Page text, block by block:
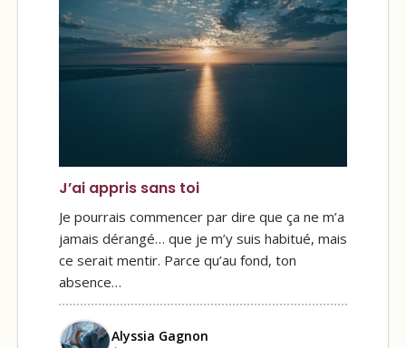
J’ai appris sans toi
Je pourrais commencer par dire que ça ne m’a
jamais dérangé… que je m’y suis habitué, mais
ce serait mentir. Parce qu’au fond, ton
absence…
Alyssia Gagnon